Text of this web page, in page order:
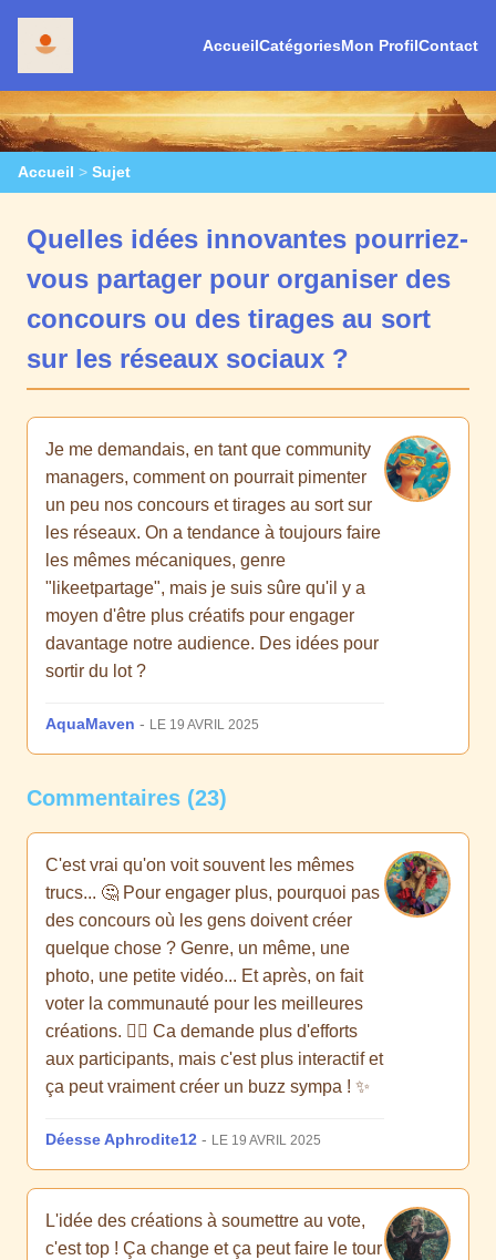
AccueilCatégoriesMon ProfilContact
Accueil > Sujet
Quelles idées innovantes pourriez-
vous partager pour organiser des
concours ou des tirages au sort
sur les réseaux sociaux ?
Je me demandais, en tant que community
managers, comment on pourrait pimenter
un peu nos concours et tirages au sort sur
les réseaux. On a tendance à toujours faire
les mêmes mécaniques, genre
"likeetpartage", mais je suis sûre qu'il y a
moyen d'être plus créatifs pour engager
davantage notre audience. Des idées pour
sortir du lot ?
AquaMaven - LE 19 AVRIL 2025
Commentaires (23)
C'est vrai qu'on voit souvent les mêmes
trucs... 🤔 Pour engager plus, pourquoi pas
des concours où les gens doivent créer
quelque chose ? Genre, un même, une
photo, une petite vidéo... Et après, on fait
voter la communauté pour les meilleures
créations. 👍🏻 Ca demande plus d'efforts
aux participants, mais c'est plus interactif et
ça peut vraiment créer un buzz sympa ! ✨
Déesse Aphrodite12 - LE 19 AVRIL 2025
L'idée des créations à soumettre au vote,
c'est top ! Ça change et ça peut faire le tour